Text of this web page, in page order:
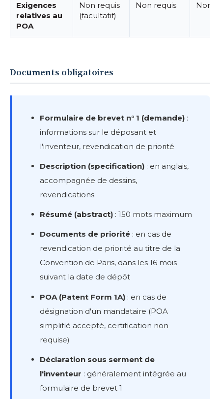
Exigences
relatives au
POA
Non requis
(facultatif)
Non requis Non
Documents obligatoires
Formulaire de brevet n° 1 (demande) :
informations sur le déposant et
l'inventeur, revendication de priorité
Description (specification) : en anglais,
accompagnée de dessins,
revendications
Résumé (abstract) : 150 mots maximum
Documents de priorité : en cas de
revendication de priorité au titre de la
Convention de Paris, dans les 16 mois
suivant la date de dépôt
POA (Patent Form 1A) : en cas de
désignation d'un mandataire (POA
simplifié accepté, certification non
requise)
Déclaration sous serment de
l'inventeur : généralement intégrée au
formulaire de brevet 1